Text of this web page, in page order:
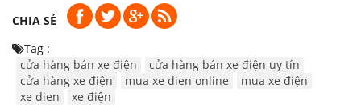
CHIA SẺ
Tag :
cửa hàng bán xe điện
cửa hàng bán xe điện uy tín
cửa hàng xe điện
mua xe dien online
mua xe điện
xe dien
xe điện